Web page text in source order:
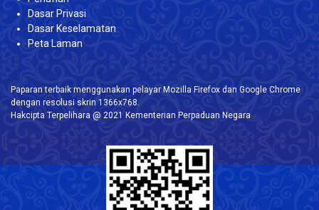
Dasar Privasi
Dasar Keselamatan
Peta Laman
Paparan terbaik menggunakan pelayar Mozilla Firefox dan Google Chrome
dengan resolusi skrin 1366x768.
Hakcipta Terpelihara @ 2021 Kementerian Perpaduan Negara